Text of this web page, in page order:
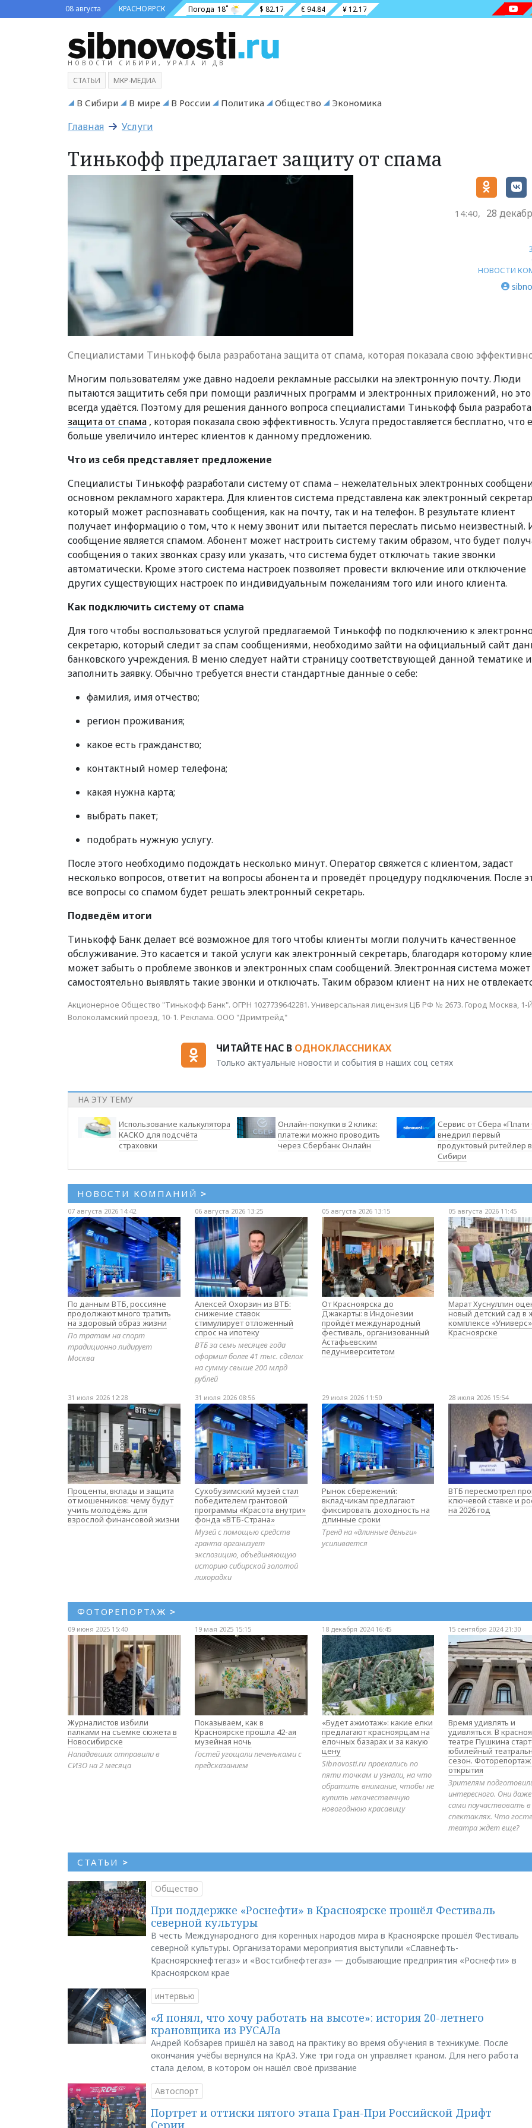
08 августа КРАСНОЯРСК Погода 18˚ $ 82.17 € 94.84 ¥ 12.17
НОВОСТИ СИБИРИ, УРАЛА И ДВ
СТАТЬИ МКР-МЕДИА
В Сибири В мире В России Политика Общество Экономика
Главная Услуги
Тинькофф предлагает защиту от спама
14:40, 28
НОВОСТИ
Специалистами Тинькофф была разработана защита от спама, которая показала свою
Многим пользователям уже давно надоели рекламные рассылки на электронную почту. Люди
пытаются защитить себя при помощи различных программ и электронных приложений, но
всегда удаётся. Поэтому для решения данного вопроса специалистами Тинькофф была
защита от спама , которая показала свою эффективность. Услуга предоставляется бесплатно, что
больше увеличило интерес клиентов к данному предложению.
Что из себя представляет предложение
Специалисты Тинькофф разработали систему от спама – нежелательных электронных
основном рекламного характера. Для клиентов система представлена как электронный
который может распознавать сообщения, как на почту, так и на телефон. В результате клиент
получает информацию о том, что к нему звонит или пытается переслать письмо неизвестный.
сообщение является спамом. Абонент может настроить систему таким образом, что будет
сообщения о таких звонках сразу или указать, что система будет отключать такие звонки
автоматически. Кроме этого система настроек позволяет провести включение или отключение
других существующих настроек по индивидуальным пожеланиям того или иного клиента.
Как подключить систему от спама
Для того чтобы воспользоваться услугой предлагаемой Тинькофф по подключению к
секретарю, который следит за спам сообщениями, необходимо зайти на официальный сайт
банковского учреждения. В меню следует найти страницу соответствующей данной тематике и
заполнить заявку. Обычно требуется внести стандартные данные о себе:
фамилия, имя отчество;
регион проживания;
какое есть гражданство;
контактный номер телефона;
какая нужна карта;
выбрать пакет;
подобрать нужную услугу.
После этого необходимо подождать несколько минут. Оператор свяжется с клиентом, задаст
несколько вопросов, ответит на вопросы абонента и проведёт процедуру подключения. После
все вопросы со спамом будет решать электронный секретарь.
Подведём итоги
Тинькофф Банк делает всё возможное для того чтобы клиенты могли получить качественное
обслуживание. Это касается и такой услуги как электронный секретарь, благодаря которому
может забыть о проблеме звонков и электронных спам сообщений. Электронная система может
самостоятельно выявлять такие звонки и отключать. Таким образом клиент на них не
Акционерное Общество "Тинькофф Банк". ОГРН 1027739642281. Универсальная лицензия ЦБ РФ № 2673. Город Москва, 1-Й
Волоколамский проезд, 10-1. Реклама. ООО "Дримтрейд"
ЧИТАЙТЕ НАС В ОДНОКЛАССНИКАХ
Только актуальные новости и события в наших соц сетях
НА ЭТУ ТЕМУ
Использование калькулятора
КАСКО для подсчёта
страховки
Онлайн-покупки в 2 клика:
платежи можно проводить
через Сбербанк Онлайн
Сервис от Сбера «Плати
внедрил первый
продуктовый ритейлер в
Сибири
НОВОСТИ КОМПАНИЙ >
07 августа 2026 14:42
По данным ВТБ, россияне
продолжают много тратить
на здоровый образ жизни
По тратам на спорт
традиционно лидирует
Москва
06 августа 2026 13:25
Алексей Охорзин из ВТБ:
снижение ставок
стимулирует отложенный
спрос на ипотеку
ВТБ за семь месяцев года
оформил более 41 тыс. сделок
на сумму свыше 200 млрд
рублей
05 августа 2026 13:15
От Красноярска до
Джакарты: в Индонезии
пройдёт международный
фестиваль, организованный
Астафьевским
педуниверситетом
05 августа 2026 11:45
Марат Хуснуллин
новый детский сад в
комплексе
Красноярске
31 июля 2026 12:28
Проценты, вклады и защита
от мошенников: чему будут
учить молодёжь для
взрослой финансовой жизни
31 июля 2026 08:56
Сухобузимский музей стал
победителем грантовой
программы «Красота внутри»
фонда «ВТБ-Страна»
Музей с помощью средств
гранта организует
экспозицию, объединяющую
историю сибирской золотой
лихорадки
29 июля 2026 11:50
Рынок сбережений:
вкладчикам предлагают
фиксировать доходность на
длинные сроки
Тренд на «длинные деньги»
усиливается
28 июля 2026 15:54
ВТБ пересмотрел
ключевой ставке и
на 2026 год
ФОТОРЕПОРТАЖ >
09 июня 2025 15:40
Журналистов избили
палками на съемке сюжета в
Новосибирске
Нападавших отправили в
СИЗО на 2 месяца
19 мая 2025 15:15
Показываем, как в
Красноярске прошла 42-ая
музейная ночь
Гостей угощали печеньками с
предсказанием
18 декабря 2024 16:45
«Будет ажиотаж»: какие елки
предлагают красноярцам на
елочных базарах и за какую
цену
Sibnovosti.ru проехались по
пяти точкам и узнали, на что
обратить внимание, чтобы не
купить некачественную
новогоднюю красавицу
15 сентября 2024 21:30
Время удивлять и
удивляться. В
театре Пушкина
юбилейный
сезон. Фоторепортаж
открытия
Зрителям
интересного. Они
сами поучаствовать в
спектаклях. Что
театра ждет еще?
СТАТЬИ >
Общество
При поддержке «Роснефти» в Красноярске прошёл Фестиваль
северной культуры
В честь Международного дня коренных народов мира в Красноярске прошёл Фестиваль
северной культуры. Организаторами мероприятия выступили «Славнефть-
Красноярскнефтегаз» и «Востсибнефтегаз» — добывающие предприятия «Роснефти» в
Красноярском крае
интервью
«Я понял, что хочу работать на высоте»: история 20-летнего
крановщика из РУСАЛа
Андрей Кобзарев пришёл на завод на практику во время обучения в техникуме. После
окончания учёбы вернулся на КрАЗ. Уже три года он управляет краном. Для него работа
стала делом, в котором он нашёл своё призвание
Автоспорт
Портрет и оттиски пятого этапа Гран-При Российской Дрифт
Серии